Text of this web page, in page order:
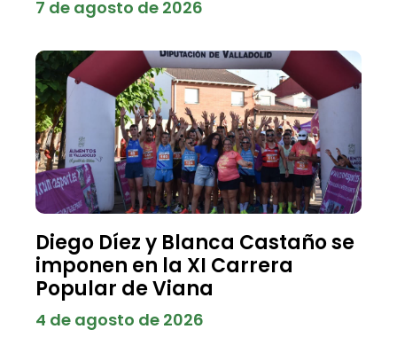
7 de agosto de 2026
Diego Díez y Blanca Castaño se
imponen en la XI Carrera
Popular de Viana
4 de agosto de 2026